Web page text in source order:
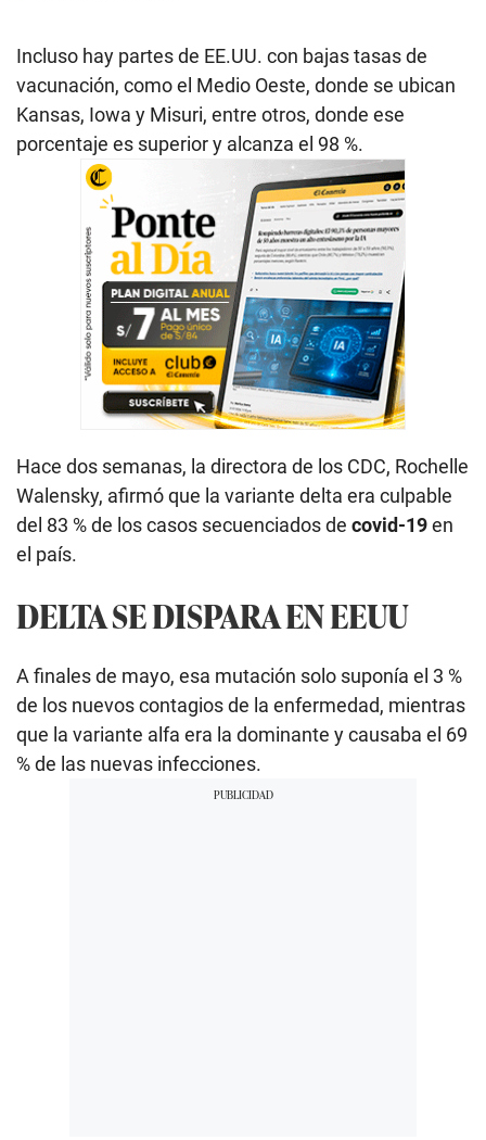
Incluso hay partes de EE.UU. con bajas tasas de
vacunación, como el Medio Oeste, donde se ubican
Kansas, Iowa y Misuri, entre otros, donde ese
porcentaje es superior y alcanza el 98 %.
Hace dos semanas, la directora de los CDC, Rochelle
Walensky, afirmó que la variante delta era culpable
del 83 % de los casos secuenciados de covid-19en
el país.
DELTA SE DISPARA EN EEUU
A finales de mayo, esa mutación solo suponía el 3 %
de los nuevos contagios de la enfermedad, mientras
que la variante alfa era la dominante y causaba el 69
% de las nuevas infecciones.